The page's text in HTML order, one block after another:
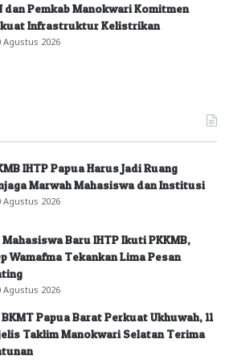
dan Pemkab Manokwari Komitmen
Infrastruktur Kelistrikan
Agustus 2026
IHTP Papua Harus Jadi Ruang
Marwah Mahasiswa dan Institusi
Agustus 2026
Mahasiswa Baru IHTP Ikuti PKKMB,
Wamafma Tekankan Lima Pesan
Agustus 2026
BKMT Papua Barat Perkuat Ukhuwah, 11
Taklim Manokwari Selatan Terima